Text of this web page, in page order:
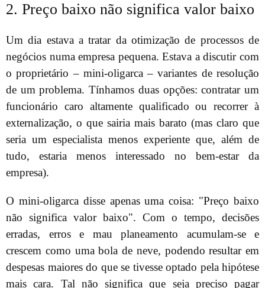
2. Preço baixo não significa valor baixo
Um dia estava a tratar da otimização de processos de
negócios numa empresa pequena. Estava a discutir com
o proprietário – mini-oligarca – variantes de resolução
de um problema. Tínhamos duas opções: contratar um
funcionário caro altamente qualificado ou recorrer à
externalização, o que sairia mais barato (mas claro que
seria um especialista menos experiente que, além de
tudo, estaria menos interessado no bem-estar da
empresa).
O mini-oligarca disse apenas uma coisa: "Preço baixo
não significa valor baixo". Com o tempo, decisões
erradas, erros e mau planeamento acumulam-se e
crescem como uma bola de neve, podendo resultar em
despesas maiores do que se tivesse optado pela hipótese
mais cara. Tal não significa que seja preciso pagar